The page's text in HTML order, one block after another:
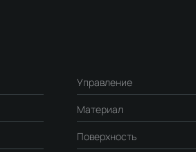
Управление
Материал
Поверхность